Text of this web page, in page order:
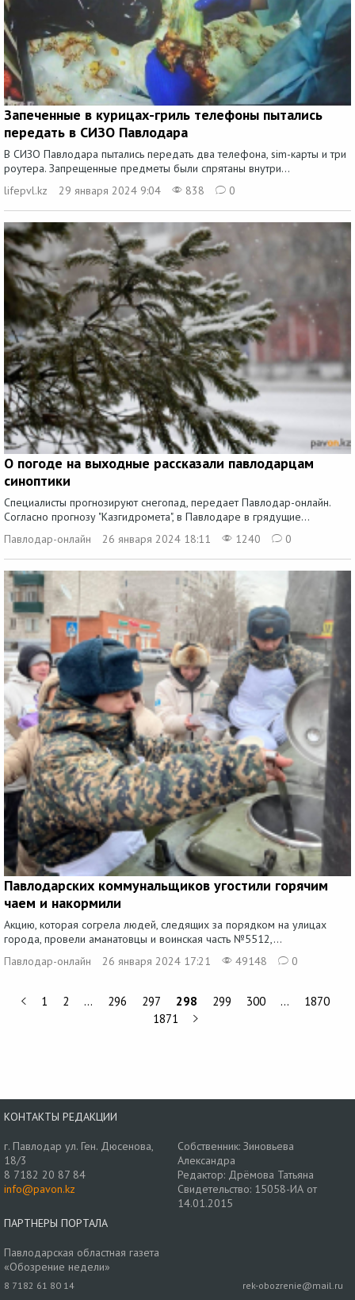
Запеченные в курицах-гриль телефоны пытались
передать в СИЗО Павлодара
В СИЗО Павлодара пытались передать два телефона, sim-карты и три
роутера. Запрещенные предметы были спрятаны внутри...
lifepvl.kz
29 января 2024 9:04 838 0
О погоде на выходные рассказали павлодарцам
синоптики
Специалисты прогнозируют снегопад, передает Павлодар-онлайн.
Согласно прогнозу "Казгидромета", в Павлодаре в грядущие...
Павлодар-онлайн
26 января 2024 18:11 1240 0
Павлодарских коммунальщиков угостили горячим
чаем и накормили
Акцию, которая согрела людей, следящих за порядком на улицах
города, провели аманатовцы и воинская часть №5512,...
Павлодар-онлайн
26 января 2024 17:21 49148 0
1 2 … 296 297 298 299 300 …
1870
1871
КОНТАКТЫ РЕДАКЦИИ
г. Павлодар ул. Ген. Дюсенова,
18/3
8 7182 20 87 84
info@pavon.kz
Собственник: Зиновьева
Александра
Редактор: Дрёмова Татьяна
Свидетельство: 15058-ИА от
14.01.2015
ПАРТНЕРЫ ПОРТАЛА
Павлодарская областная газета
«Обозрение недели»
8 7182 61 80 14 rek-obozrenie@mail.ru